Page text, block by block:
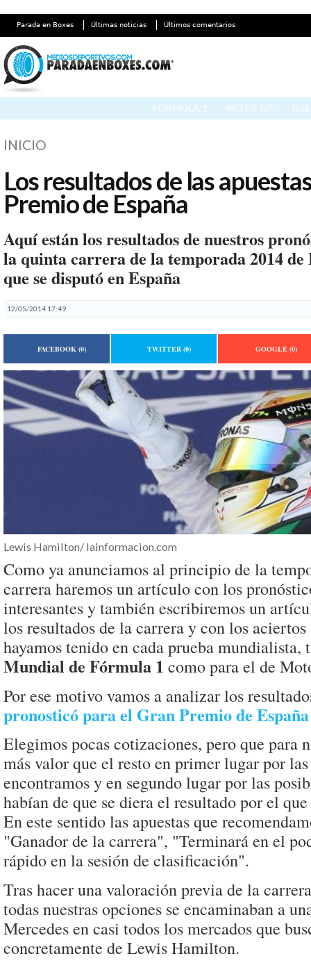
Parada en Boxes Últimas noticias Últimos comentarios
INICIO
Los resultados de las
Premio de España
Aquí están los resultados de nuestros
la quinta carrera de la temporada 2014
que se disputó en España
12/05/2014 17:49
FACEBOOK(0) TWITTER(0) GOOGLE(0)
Lewis Hamilton/ lainformacion.com
Como ya anunciamos al principio de la
carrera haremos un artículo con los
interesantes y también escribiremos un
los resultados de la carrera y con los
hayamos tenido en cada prueba mundialista,
Mundial de Fórmula 1 como para el de
Por ese motivo vamos a analizar los
pronosticó para el Gran Premio de
Elegimos pocas cotizaciones, pero que para
más valor que el resto en primer lugar por
encontramos y en segundo lugar por las
habían de que se diera el resultado por el
En este sentido las apuestas que
"Ganador de la carrera", "Terminará en el
rápido en la sesión de clasificación".
Tras hacer una valoración previa de la
todas nuestras opciones se encaminaban a
Mercedes en casi todos los mercados que
concretamente de Lewis Hamilton.